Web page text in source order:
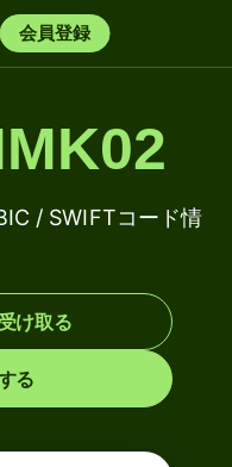
会員登録
/ SWIFTコード情
け取る
る